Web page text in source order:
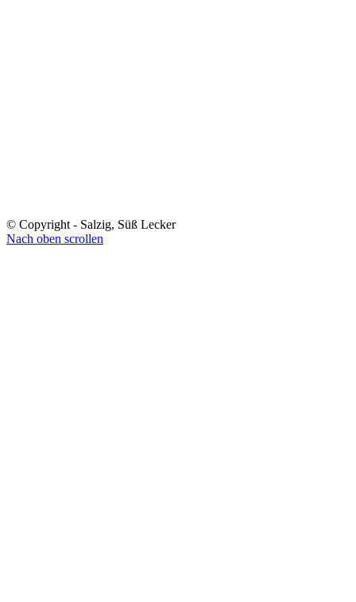
© Copyright - Salzig, Süß Lecker
Nach oben scrollen